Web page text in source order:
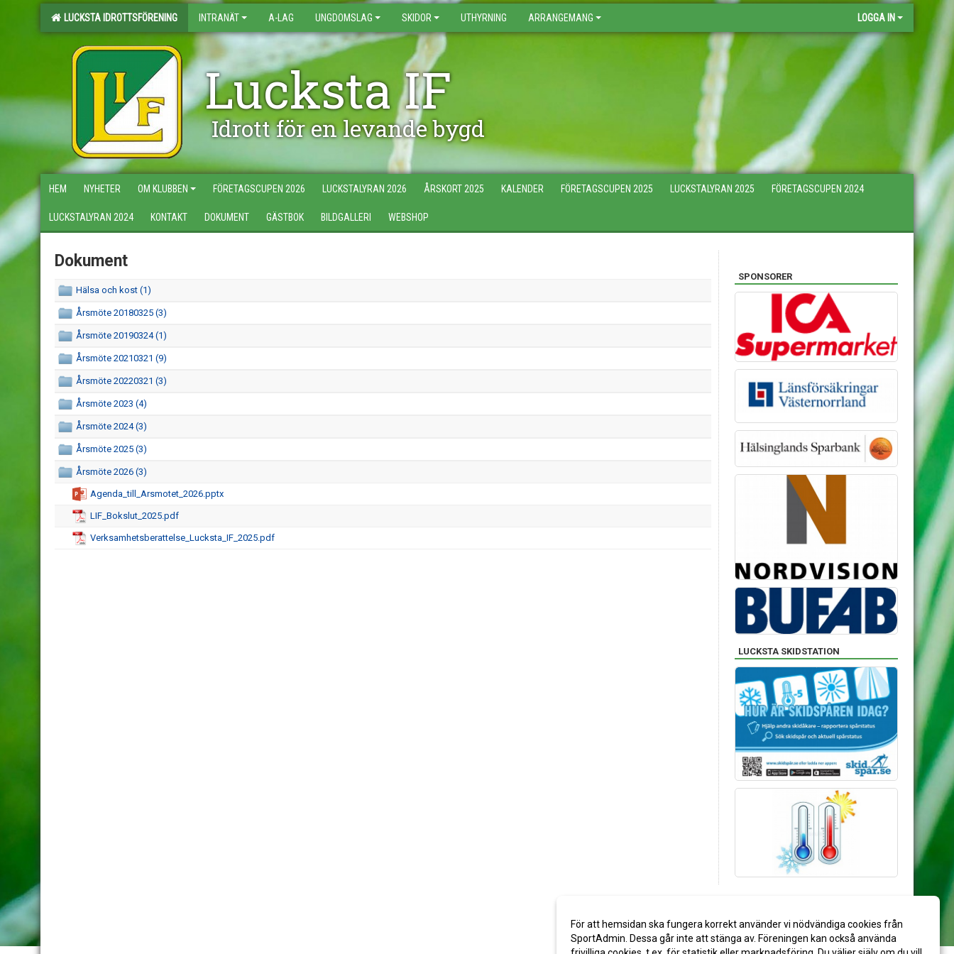
LUCKSTA IDROTTSFÖRENING INTRANÄT A-LAG UNGDOMSLAG SKIDOR UTHYRNING ARRANGEMANG LOGGA IN
Lucksta IF
Idrott för en levande bygd
HEM NYHETER OM KLUBBEN FÖRETAGSCUPEN 2026 LUCKSTALYRAN 2026 ÅRSKORT 2025 KALENDER FÖRETAGSCUPEN 2025 LUCKSTALYRAN 2025 FÖRETAGSCUPEN 2024
LUCKSTALYRAN 2024 KONTAKT DOKUMENT GÄSTBOK BILDGALLERI WEBSHOP
Dokument
Hälsa och kost (1)
Årsmöte 20180325 (3)
Årsmöte 20190324 (1)
Årsmöte 20210321 (9)
Årsmöte 20220321 (3)
Årsmöte 2023 (4)
Årsmöte 2024 (3)
Årsmöte 2025 (3)
Årsmöte 2026 (3)
Agenda_till_Arsmotet_2026.pptx
LIF_Bokslut_2025.pdf
Verksamhetsberattelse_Lucksta_IF_2025.pdf
SPONSORER
LUCKSTA SKIDSTATION
För att hemsidan ska fungera korrekt använder vi nödvändiga cookies från
SportAdmin. Dessa går inte att stänga av. Föreningen kan också använda